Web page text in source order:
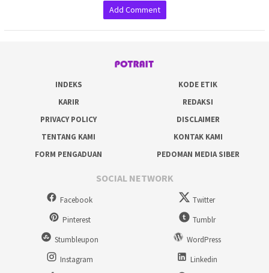
Add Comment
INDEKS
KODE ETIK
KARIR
REDAKSI
PRIVACY POLICY
DISCLAIMER
TENTANG KAMI
KONTAK KAMI
FORM PENGADUAN
PEDOMAN MEDIA SIBER
SOCIAL NETWORK
Facebook
Twitter
Pinterest
Tumblr
Stumbleupon
WordPress
Instagram
Linkedin